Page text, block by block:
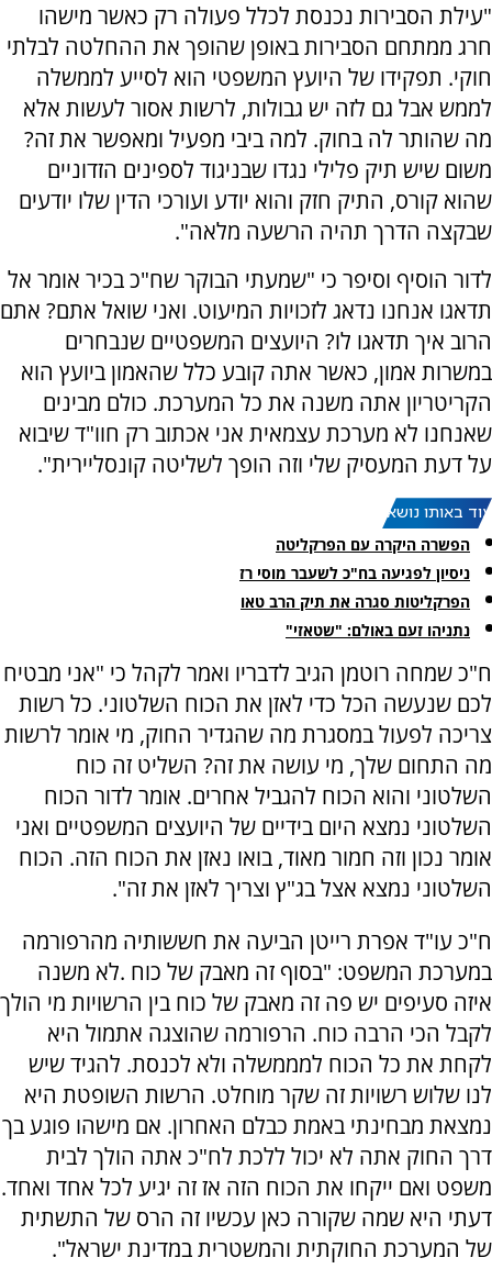
"עילת הסבירות נכנסת לכלל פעולה רק כאשר מישהו
חרג ממתחם הסבירות באופן שהופך את ההחלטה לבלתי
חוקי. תפקידו של היועץ המשפטי הוא לסייע לממשלה
לממש אבל גם לזה יש גבולות, לרשות אסור לעשות אלא
מה שהותר לה בחוק. למה ביבי מפעיל ומאפשר את זה?
משום שיש תיק פלילי נגדו שבניגוד לספינים הזדוניים
שהוא קורס, התיק חזק והוא יודע ועורכי הדין שלו יודעים
שבקצה הדרך תהיה הרשעה מלאה".
לדור הוסיף וסיפר כי "שמעתי הבוקר שח"כ בכיר אומר אל
תדאגו אנחנו נדאג לזכויות המיעוט. ואני שואל אתם? אתם
הרוב איך תדאגו לו? היועצים המשפטיים שנבחרים
במשרות אמון, כאשר אתה קובע כלל שהאמון ביועץ הוא
הקריטריון אתה משנה את כל המערכת. כולם מבינים
שאנחנו לא מערכת עצמאית אני אכתוב רק חוו"ד שיבוא
על דעת המעסיק שלי וזה הופך לשליטה קונסליירית".
עוד באותו נושא:
הפשרה היקרה עם הפרקליטה
ניסיון לפגיעה בח"כ לשעבר מוסי רז
הפרקליטות סגרה את תיק הרב טאו
נתניהו זעם באולם: "שטאזי"
ח"כ שמחה רוטמן הגיב לדבריו ואמר לקהל כי "אני מבטיח
לכם שנעשה הכל כדי לאזן את הכוח השלטוני. כל רשות
צריכה לפעול במסגרת מה שהגדיר החוק, מי אומר לרשות
מה התחום שלך, מי עושה את זה? השליט זה כוח
השלטוני והוא הכוח להגביל אחרים. אומר לדור הכוח
השלטוני נמצא היום בידיים של היועצים המשפטיים ואני
אומר נכון וזה חמור מאוד, בואו נאזן את הכוח הזה. הכוח
השלטוני נמצא אצל בג"ץ וצריך לאזן את זה".
ח"כ עו"ד אפרת רייטן הביעה את חששותיה מהרפורמה
במערכת המשפט: "בסוף זה מאבק של כוח .לא משנה
איזה סעיפים יש פה זה מאבק של כוח בין הרשויות מי הולך
לקבל הכי הרבה כוח. הרפורמה שהוצגה אתמול היא
לקחת את כל הכוח למממשלה ולא לכנסת. להגיד שיש
לנו שלוש רשויות זה שקר מוחלט. הרשות השופטת היא
נמצאת מבחינתי באמת כבלם האחרון. אם מישהו פוגע בך
דרך החוק אתה לא יכול ללכת לח"כ אתה הולך לבית
משפט ואם ייקחו את הכוח הזה אז זה יגיע לכל אחד ואחד.
דעתי היא שמה שקורה כאן עכשיו זה הרס של התשתית
של המערכת החוקתית והמשטרית במדינת ישראל".